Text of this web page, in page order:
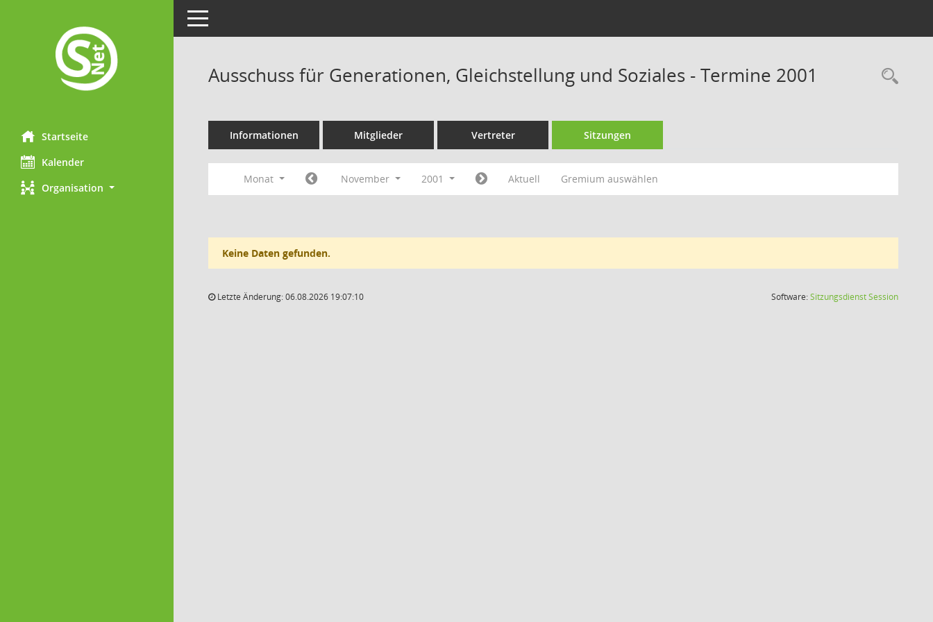
Startseite
Kalender
Organisation
Toggle navigation
Ausschuss für Generationen, Gleichstellung und Soziales - Termine 2001
Informationen Mitglieder Vertreter Sitzungen
Monat November 2001 Aktuell Gremium auswählen
Keine Daten gefunden.
Letzte Änderung: 06.08.2026 19:07:10 Software:SitzungsdienstSession(Wird in